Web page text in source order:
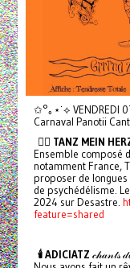
✩°｡⋆˙⟡ VENDREDI
Carnaval Panotii
❤️‍🔥 TANZ MEIN
Ensemble composé
notamment France,
proposer de
de psychédélisme.
2024 sur Desastre.
feature=shared
🕯️ ADICIATZ 𝒸𝒽𝒶𝓃𝓉𝓈